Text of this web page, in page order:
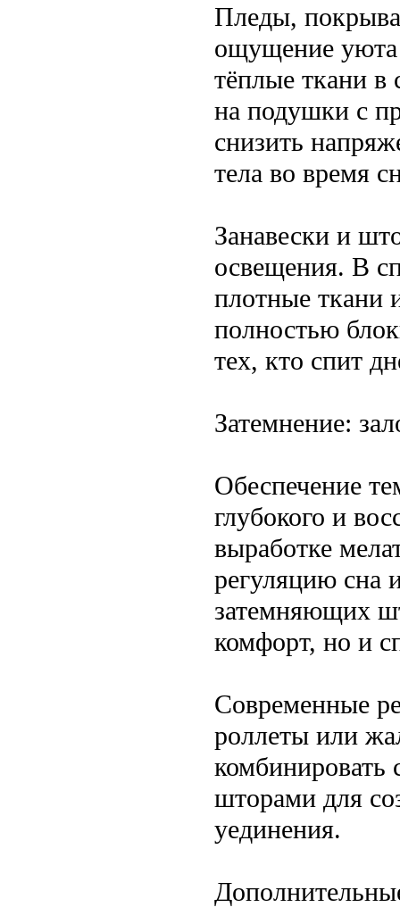
Пледы,
ощущение уюта
тёплые ткани в
на подушки с
снизить
тела во время
Занавески и
освещения. В
плотные ткани
полностью
тех, кто спит
Затемнение:
Обеспечение
глубокого и
выработке
регуляцию сна
затемняющих
комфорт, но и
Современные
роллеты или
шторами для
уединения.